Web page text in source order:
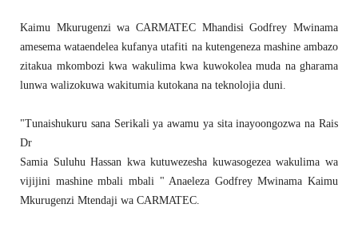
Kaimu Mkurugenzi wa CARMATEC Mhandisi Godfrey Mwinama
amesema wataendelea kufanya utafiti na kutengeneza mashine ambazo
zitakua mkombozi kwa wakulima kwa kuwokolea muda na gharama
lunwa walizokuwa wakitumia kutokana na teknolojia duni.
"Tunaishukuru sana Serikali ya awamu ya sita inayoongozwa na Rais
Dr
Samia Suluhu Hassan kwa kutuwezesha kuwasogezea wakulima wa
vijijini mashine mbali mbali " Anaeleza Godfrey Mwinama Kaimu
Mkurugenzi Mtendaji wa CARMATEC.